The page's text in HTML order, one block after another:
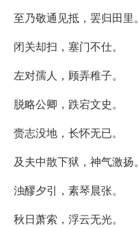
至乃敬通见抵，罢归田里。
闭关却扫，塞门不仕。
左对孺人，顾弄稚子。
脱略公卿，跌宕文史。
赍志没地，长怀无已。
及夫中散下狱，神气激扬。
浊醪夕引，素琴晨张。
秋日萧索，浮云无光。